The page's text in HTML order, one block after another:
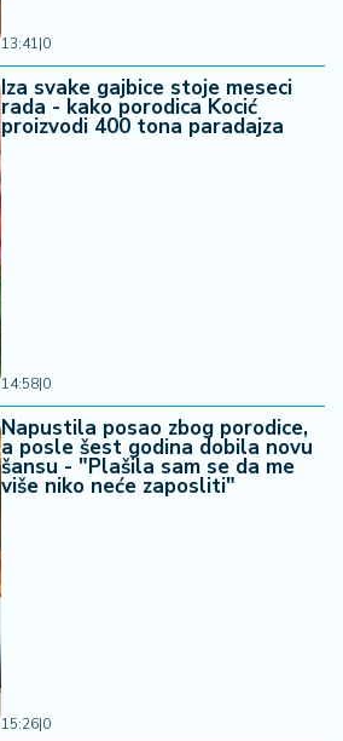
13:41|0
Iza svake gajbice stoje meseci
rada - kako porodica Kocić
proizvodi 400 tona paradajza
14:58|0
Napustila posao zbog porodice,
a posle šest godina dobila novu
šansu - "Plašila sam se da me
više niko neće zaposliti"
15:26|0